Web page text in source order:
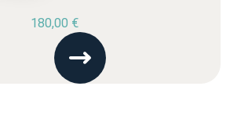
180,00 €